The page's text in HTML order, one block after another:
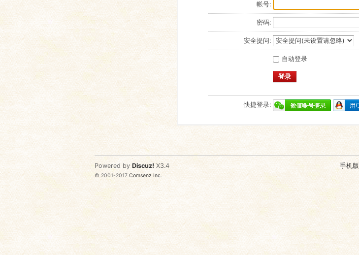
帐号:
密码:
安全提问:
自动登录
登录
快捷登录:
手机版
Powered by Discuz! X3.4
© 2001-2017Comsenz Inc.